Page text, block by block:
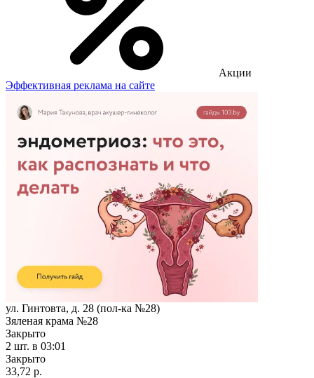
Акции
Эффективная реклама на сайте
ул. Гинтовта, д. 28 (пол-ка №28)
Зяленая крама №28
Закрыто
2 шт. в 03:01
Закрыто
33,72 р.